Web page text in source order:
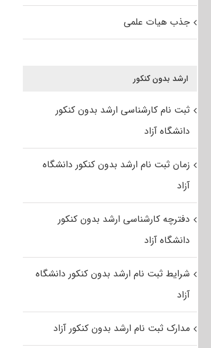
جذب هیات علمی
ارشد بدون کنکور
ثبت نام کارشناسی ارشد بدون کنکور
دانشگاه آزاد
زمان ثبت نام ارشد بدون کنکور دانشگاه
آزاد
دفترچه کارشناسی ارشد بدون کنکور
دانشگاه آزاد
شرایط ثبت نام ارشد بدون کنکور دانشگاه
آزاد
مدارک ثبت نام ارشد بدون کنکور آزاد